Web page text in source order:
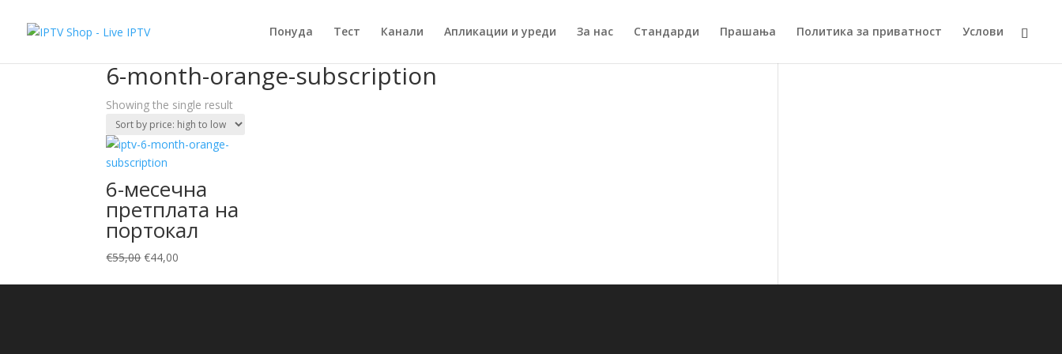
Понуда Тест Канали Апликации и уреди За нас Стандарди Прашања Политика за приватност
Услови
6-month-orange-subscription
Showing the single result
Sale!
6-месечна
претплата на
портокал
€55,00Original
€44,00